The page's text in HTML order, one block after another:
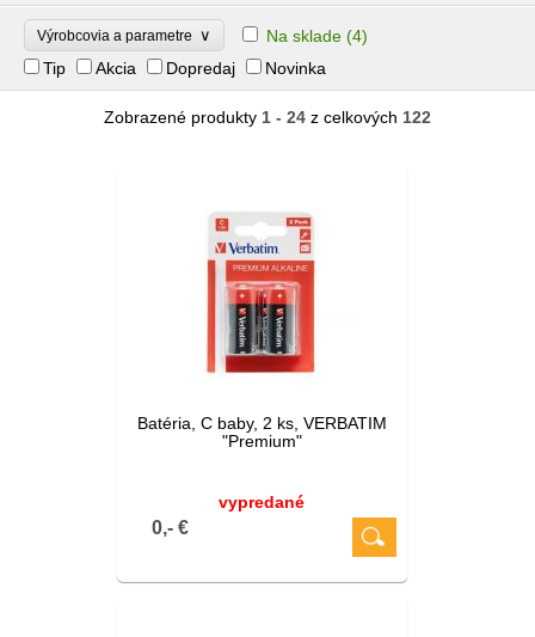
Výrobcovia a parametre ∨ Na sklade (4)
Tip
Akcia Dopredaj Novinka
Zobrazené produkty 1 - 24 z celkových 122
Batéria, C baby, 2 ks, VERBATIM
"Premium"
vypredané
0,- €